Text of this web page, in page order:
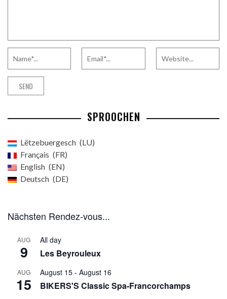
SPROOCHEN
Lëtzebuergesch
LU
Français
FR
English
EN
Deutsch
DE
Nächsten Rendez-vous...
AUG
9
All day
Les Beyrouleux
AUG
15
August 15 - August 16
BIKERS'S Classic Spa-Francorchamps